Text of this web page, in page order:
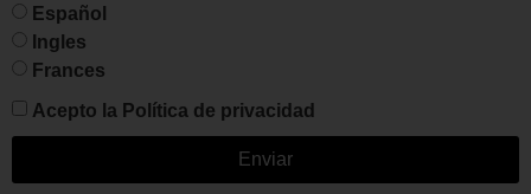
Español
Ingles
Frances
Acepto la Política de privacidad
Enviar